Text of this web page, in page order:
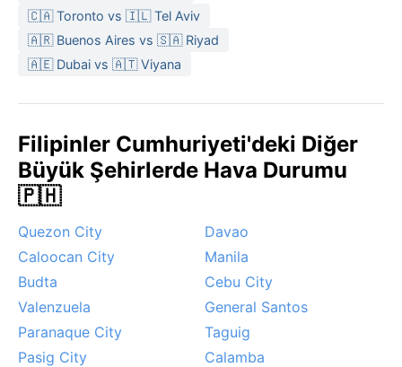
🇨🇦 Toronto vs 🇮🇱 Tel Aviv
🇦🇷 Buenos Aires vs 🇸🇦 Riyad
🇦🇪 Dubai vs 🇦🇹 Viyana
Filipinler Cumhuriyeti'deki Diğer
Büyük Şehirlerde Hava Durumu
🇵🇭
Quezon City
Davao
Caloocan City
Manila
Budta
Cebu City
Valenzuela
General Santos
Paranaque City
Taguig
Pasig City
Calamba